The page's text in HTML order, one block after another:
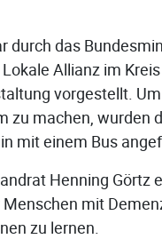
durch das
Allianz im
vorgestellt.
zu machen, wurden
mit einem Bus
Henning Görtz
mit
zu lernen.